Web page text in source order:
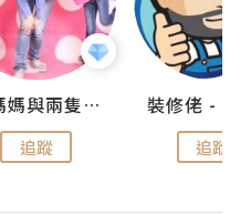
儍媽媽與兩隻小魔怪之家
追蹤 追蹤